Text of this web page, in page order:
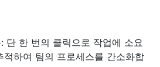
단 한 번의 클릭으로 작업에 소요
적하여 팀의 프로세스를 간소화합